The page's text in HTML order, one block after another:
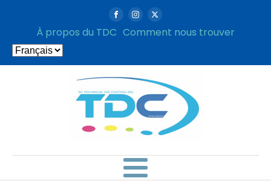
À propos du TDC Comment nous trouver
Choisir
une